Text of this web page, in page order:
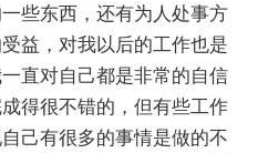
些东西，还有为人处事方
益，对我以后的工作也是
直对自己都是非常的自信
得很不错的，但有些工作
己有很多的事情是做的不